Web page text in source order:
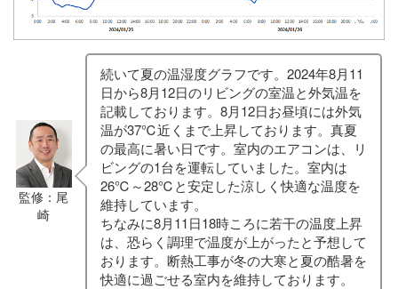
監修：尾
崎
続いて夏の温湿度グラフです。2024年8月11
日から8月12日のリビングの室温と外気温を
記載しております。8月12日お昼頃には外気
温が37℃近くまで上昇しております。真夏
の最高に暑い日です。室内のエアコンは、リ
ビングの1台を運転していました。室内は
26℃～28℃と安定した涼しく快適な温度を
維持しています。
ちなみに8月11日18時ころに若干の温度上昇
は、恐らく調理で温度が上がったと予想して
おります。断熱工事が冬の大寒と夏の酷暑を
快適に過ごせる室内を維持しております。